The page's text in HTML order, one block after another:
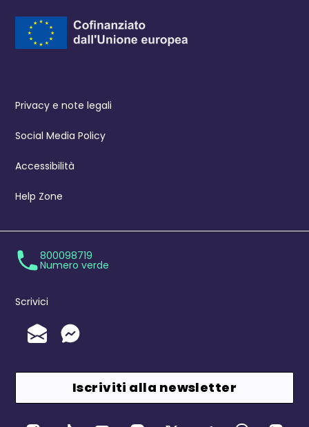
Privacy e note legali
Social Media Policy
Accessibilità
Help Zone
800098719
Numero verde
Scrivici
Invia un'Email
Messenger
Iscriviti alla newsletter